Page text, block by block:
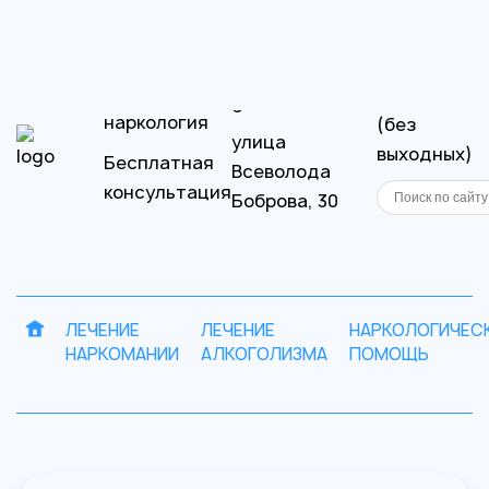
наркология
Бесплатная
консультация
улица
Всеволода
Боброва, 30
(без
выходных)
ЛЕЧЕНИЕ
НАРКОМАНИИ
ЛЕЧЕНИЕ
АЛКОГОЛИЗМА
ПОМОЩЬ
на
приём
резюме